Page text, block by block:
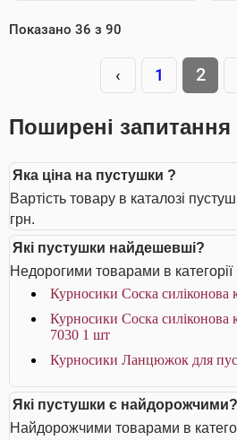
Показано 36 з 90
‹ 1 2
Поширені запитання
Яка ціна на пустушки ?
Вартість товару в каталозі
грн.
Які пустушки найдешевші?
Недорогими товарами в категорії
Курносики Соска силіконова
Курносики Соска силіконова
7030 1 шт
Курносики Ланцюжок для
Які пустушки є найдорожчими?
Найдорожчими товарами в